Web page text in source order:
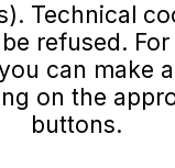
6
(FI)
Technical
refused.
can make
on the
buttons.